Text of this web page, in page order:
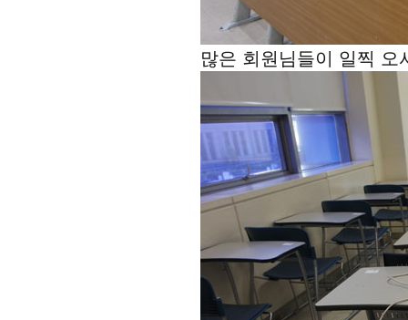
많은 회원님들이 일찍